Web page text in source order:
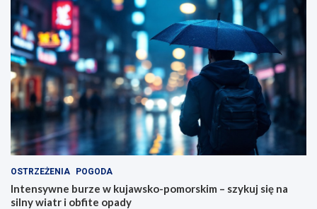
OSTRZEŻENIA POGODA
Intensywne burze w kujawsko-pomorskim – szykuj się na
silny wiatr i obfite opady